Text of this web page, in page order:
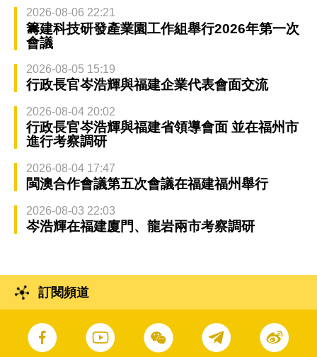
2026-08-06 22:21
籌建科技研發產業園工作組舉行2026年第一次
會議
2026-08-05 15:19
行政長官岑浩輝與福建企業代表會面交流
2026-08-04 20:02
行政長官岑浩輝與福建省領導會面 並在福州市
進行考察調研
2026-08-04 17:47
閩澳合作會議第五次會議在福建福州舉行
2026-08-03 22:03
岑浩輝在福建廈門、龍岩兩市考察調研
訂閱頻道